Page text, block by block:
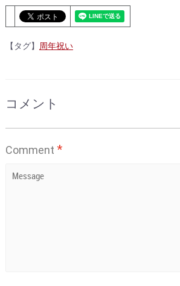
【タグ】 周年祝い
コメント
Comment *